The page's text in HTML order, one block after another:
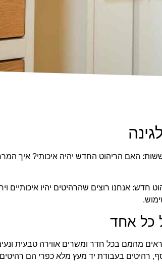
האם הריהוט החדש יהיה איכותי? איך
אנחנו רוצים שהרהיטים יהיו איכותיים
כל אחד
מהמם בכל חדר ומשרים אווירה טבעית
רהיטים בעבודת יד מעץ מלא כפרי הם רהיטים